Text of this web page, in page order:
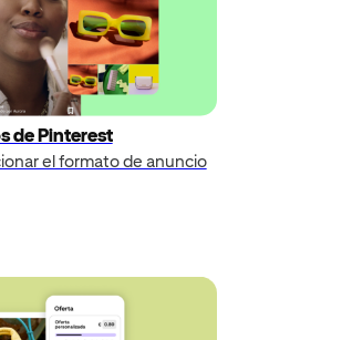
de Pinterest
el formato de anuncio